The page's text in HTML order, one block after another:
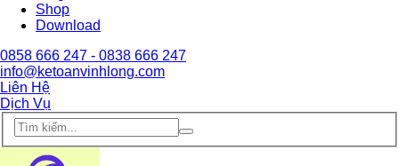
Shop
Download
0858 666 247 - 0838 666 247
info@ketoanvinhlong.com
Liên Hệ
Dịch Vụ